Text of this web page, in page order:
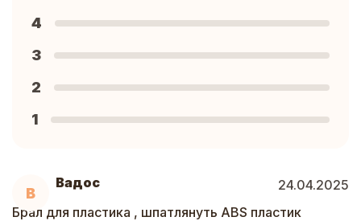
В
Вадос
24.04.2025
Брал для пластика , шпатлянуть ABS пластик
4
3
2
1